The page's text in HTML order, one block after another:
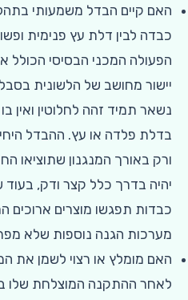
האם קיים הבדל משמעותי
כבדה לבין דלת עץ פנימית
הפעולה המכני הבסיסי הכולל
יישור מחושב של הלשונית
נשאר תמיד זהה לחלוטין ואין
בדלת פלדה או עץ. ההבדל
ורק באורך המנגנון שתוציאו
יהיה בדרך כלל קצר ודק,
כבדות תפגשו מוצרים ארוכים
מערכות הגנה נוספות שלא
האם מומלץ או רצוי לשמן את
לאחר ההתקנה המוצלחת שלו